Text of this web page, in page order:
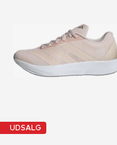
UDSALG